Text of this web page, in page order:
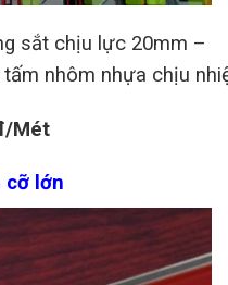
sắt chịu lực 20mm –
nhôm nhựa chịu
Mét
cỡ lớn